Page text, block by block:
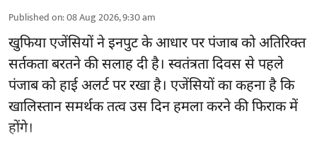
Published on:08 Aug 2026, 9:30 am
खुफिया एजेंसियों ने इनपुट के आधार पर पंजाब को अतिरिक्त
सर्तकता बरतने की सलाह दी है। स्वतंत्रता दिवस से पहले
पंजाबको हाई अलर्ट पर रखा है। एजेंसियों का कहना है कि
खालिस्तान समर्थक तत्व उस दिन हमला करने की फिराक में
होंगे।